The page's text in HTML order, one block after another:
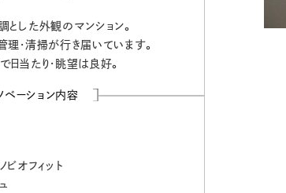
した外観のマンション。
理・清掃が行き届いています。
当たり・眺望は良好。
ベーション内容
ビオフィット